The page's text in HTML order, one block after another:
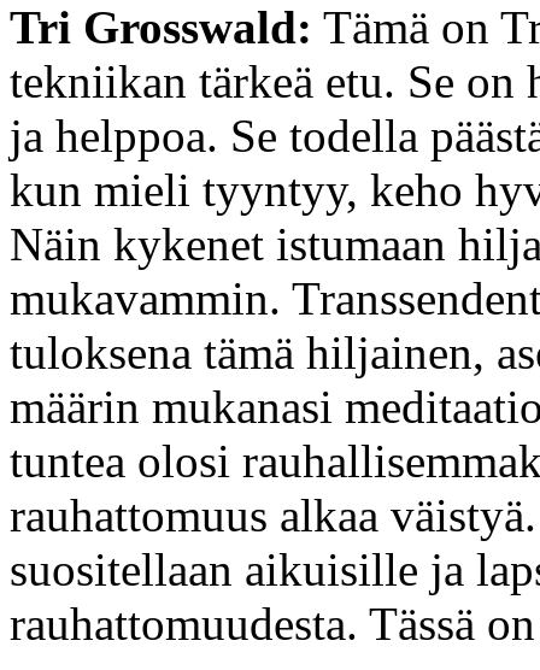
Tri Grosswald: Tämä on
tekniikan tärkeä etu. Se
ja helppoa. Se todella
kun mieli tyyntyy, keho
Näin kykenet istumaan
mukavammin.
tuloksena tämä hiljainen,
määrin mukanasi
tuntea olosi
rauhattomuus alkaa
suositellaan aikuisille ja
rauhattomuudesta. Tässä